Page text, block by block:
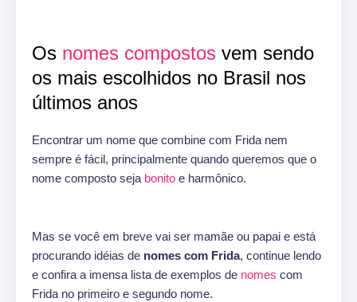
Os nomes compostos vem sendo
os mais escolhidos no Brasil nos
últimos anos
Encontrar um nome que combine com Frida nem
sempre é fácil, principalmente quando queremos que o
nome composto seja bonito e harmônico.
Mas se você em breve vai ser mamãe ou papai e está
procurando idéias de nomes com Frida, continue lendo
e confira a imensa lista de exemplos de nomes com
Frida no primeiro e segundo nome.